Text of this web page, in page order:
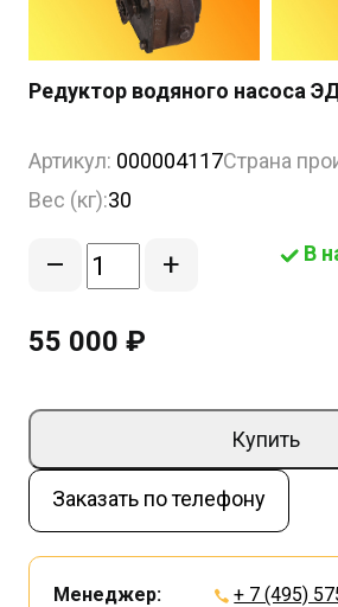
Редуктор водяного насоса
Артикул: 000004117Страна
Вес (кг):30
– + В
55 000 ₽
Купить
Заказать по телефону
Менеджер:
+ 7 (495)